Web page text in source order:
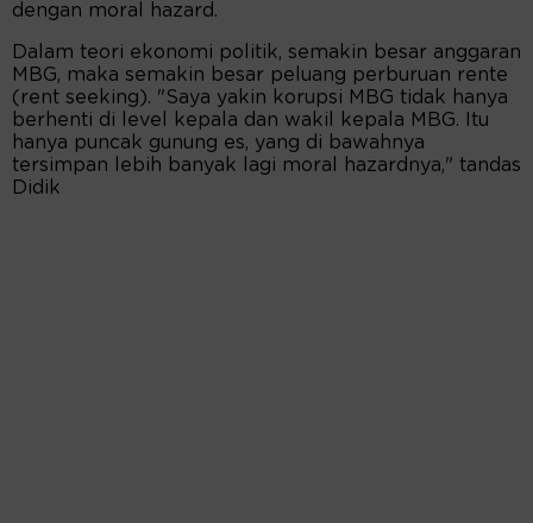
dengan moral hazard.
Dalam teori ekonomi politik, semakin besar anggaran
MBG, maka semakin besar peluang perburuan rente
(rent seeking). "Saya yakin korupsi MBG tidak hanya
berhenti di level kepala dan wakil kepala MBG. Itu
hanya puncak gunung es, yang di bawahnya
tersimpan lebih banyak lagi moral hazardnya," tandas
Didik